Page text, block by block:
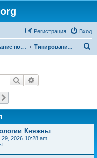
Вход
Регистрация
Типирование по соционике Типирования Espero
Поиск
Княжны
2026 10:28 am